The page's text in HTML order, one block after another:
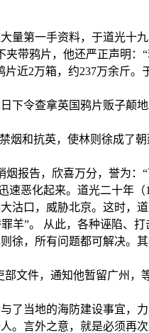
第一手资料，于道光十
带鸦片，他还严正声明：
近2万箱，约237万余斤。
下令查拿英国鸦片贩子颠地
和抗英，使林则徐成了
报告，欣喜万分，誉为：
恶化起来。道光二十年
沽口，威胁北京。这时，
羊”。 从此，各种诬陷、
徐，所有问题都可解决。
文件，通知他暂留广州，
了当地的海防建设事宜，
。言外之意，就是必须再